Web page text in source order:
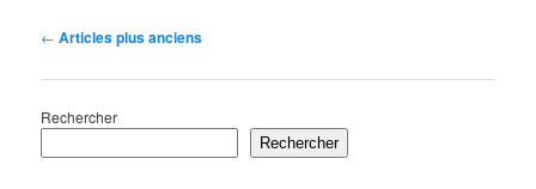
Navigation
articles
← Articles plus anciens
Rechercher
Rechercher